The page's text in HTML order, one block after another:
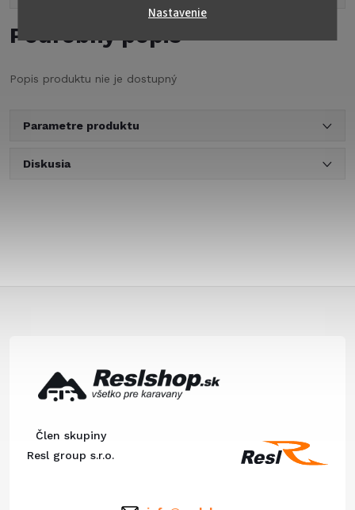
Nastavenie
Podrobný popis
Popis produktu nie je dostupný
Parametre produktu
Diskusia
Člen skupiny
Resl group s.r.o.